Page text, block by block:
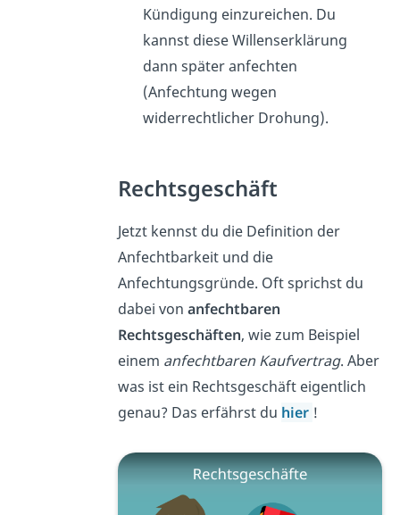
Kündigung einzureichen. Du
kannst diese Willenserklärung
dann später anfechten
(Anfechtung wegen
widerrechtlicher Drohung).
Rechtsgeschäft
Jetzt kennst du die Definition der
Anfechtbarkeit und die
Anfechtungsgründe. Oft sprichst du
dabei vonanfechtbaren
Rechtsgeschäften, wie zum Beispiel
einem anfechtbaren Kaufvertrag. Aber
was ist ein Rechtsgeschäft eigentlich
genau? Das erfährst du hier !